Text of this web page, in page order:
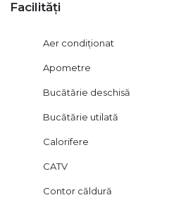
Facilități
Aer condiționat
Apometre
Bucătărie deschisă
Bucătărie utilată
Calorifere
CATV
Contor căldură